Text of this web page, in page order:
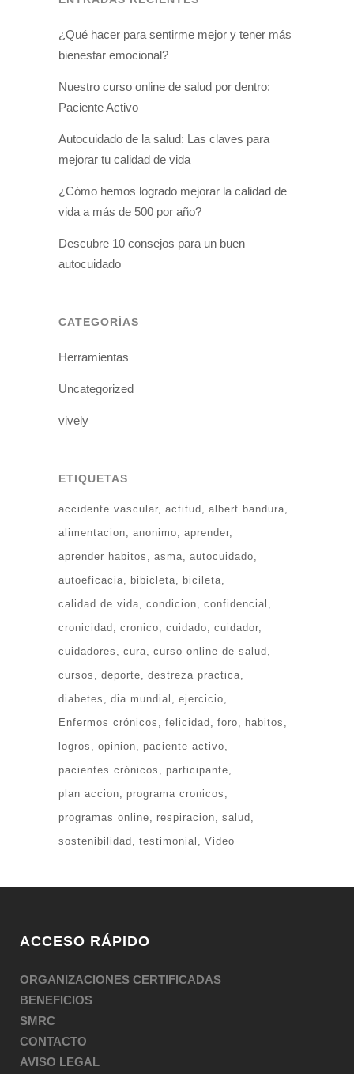
¿Qué hacer para sentirme mejor y tener más
bienestar emocional?
Nuestro curso online de salud por dentro:
Paciente Activo
Autocuidado de la salud: Las claves para
mejorar tu calidad de vida
¿Cómo hemos logrado mejorar la calidad de
vida a más de 500 por año?
Descubre 10 consejos para un buen
autocuidado
CATEGORÍAS
Herramientas
Uncategorized
vively
ETIQUETAS
accidente vascular actitud
albert bandura
alimentacion
anonimo
aprender
aprender habitos
asma
autocuidado
autoeficacia
bibicleta
bicileta
calidad de vida
condicion
confidencial
cronicidad
cronico cuidado
cuidador
cuidadores
cura
curso online de salud
cursos
deporte
destreza practica
diabetes
dia mundial
ejercicio
Enfermos crónicos
felicidad foro
habitos
logros
opinion
paciente activo
pacientes crónicos
participante
plan accion
programa cronicos
programas online
respiracion
salud
sostenibilidad
testimonial Video
ACCESO RÁPIDO
ORGANIZACIONES CERTIFICADAS
BENEFICIOS
SMRC
CONTACTO
AVISO LEGAL